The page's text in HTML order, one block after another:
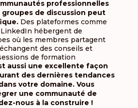
professionnelles
groupes de discussion peut
Des plateformes comme
LinkedIn hébergent de
où les membres partagent
des conseils et
de formation
aussi une excellente façon
des dernières tendances
votre domaine. Vous
une communauté de
nous à la construire !